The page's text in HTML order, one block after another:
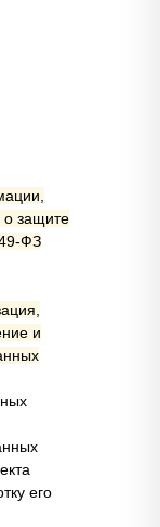
о защите
ФЗ
и
его